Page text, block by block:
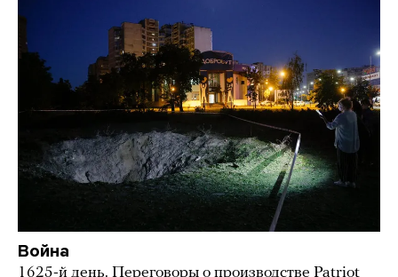
Война
1625-й день. Переговоры о производстве Patriot